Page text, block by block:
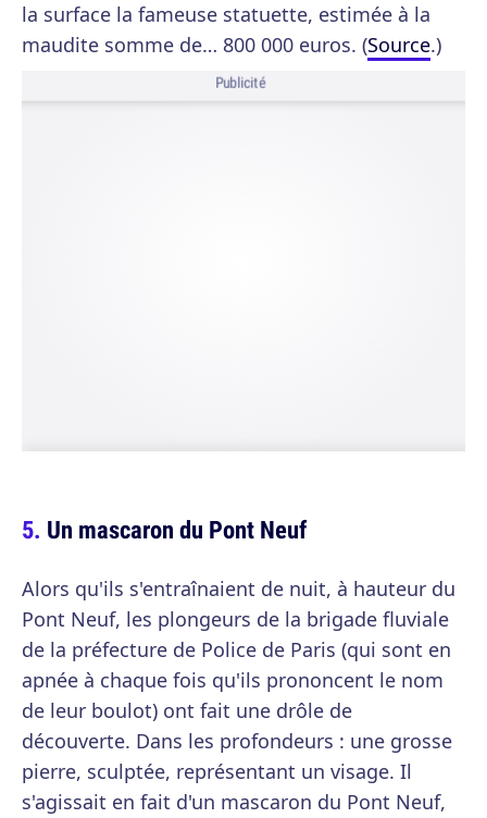
la surface la fameuse statuette, estimée à la
maudite somme de… 800 000 euros. (Source.)
Publicité
Un mascaron du Pont Neuf
Alors qu'ils s'entraînaient de nuit, à hauteur du
Pont Neuf, les plongeurs de la brigade fluviale
de la préfecture de Police de Paris (qui sont en
apnée à chaque fois qu'ils prononcent le nom
de leur boulot) ont fait une drôle de
découverte. Dans les profondeurs : une grosse
pierre, sculptée, représentant un visage. Il
s'agissait en fait d'un mascaron du Pont Neuf,